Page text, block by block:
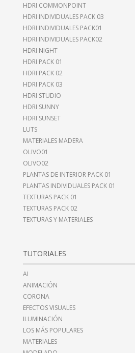
HDRI COMMONPOINT
HDRI INDIVIDUALES PACK 03
HDRI INDIVIDUALES PACK01
HDRI INDIVIDUALES PACK02
HDRI NIGHT
HDRI PACK 01
HDRI PACK 02
HDRI PACK 03
HDRI STUDIO
HDRI SUNNY
HDRI SUNSET
LUTS
MATERIALES MADERA
OLIVO01
OLIVO02
PLANTAS DE INTERIOR PACK 01
PLANTAS INDIVIDUALES PACK 01
TEXTURAS PACK 01
TEXTURAS PACK 02
TEXTURAS Y MATERIALES
TUTORIALES
AI
ANIMACIÓN
CORONA
EFECTOS VISUALES
ILUMINACIÓN
LOS MÁS POPULARES
MATERIALES